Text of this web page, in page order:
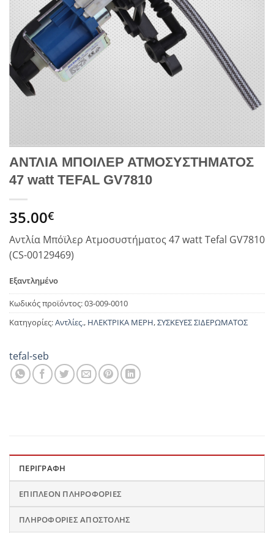
ΑΝΤΛΙΑ ΜΠΟΙΛΕΡ ΑΤΜΟΣΥΣΤΗΜΑΤΟΣ
47 watt TEFAL GV7810
35.00€
Αντλία Μπόϊλερ Ατμοσυστήματος 47 watt Tefal GV7810
(CS-00129469)
Εξαντλημένο
Κωδικός προϊόντος:03-009-0010
Κατηγορίες:Αντλίες., ΗΛΕΚΤΡΙΚΑ ΜΕΡΗ,ΣΥΣΚΕΥΕΣ ΣΙΔΕΡΩΜΑΤΟΣ
tefal-seb
ΠΕΡΙΓΡΑΦΉ
ΕΠΙΠΛΈΟΝ ΠΛΗΡΟΦΟΡΊΕΣ
ΠΛΗΡΟΦΟΡΊΕΣ ΑΠΟΣΤΟΛΉΣ